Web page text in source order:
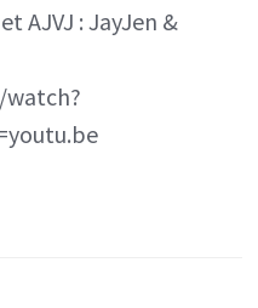
AJVJ : JayJen &